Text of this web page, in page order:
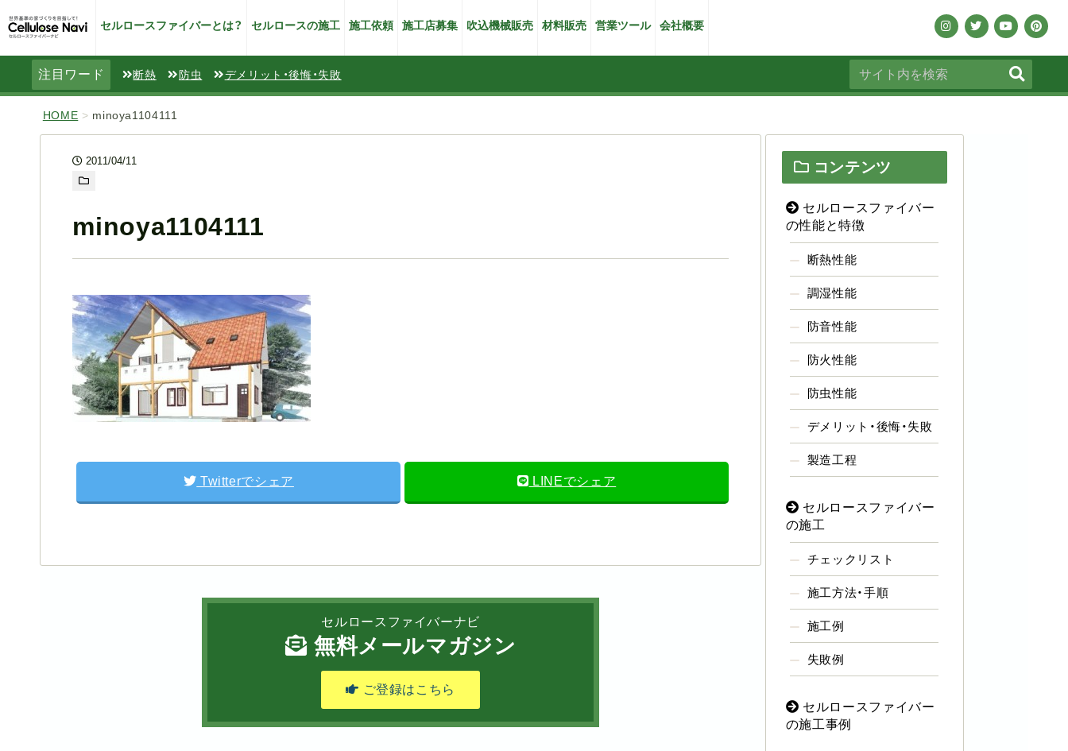
セルロースファイバーとは？ セルロースの施工 施工依頼 施工店募集 吹込機械販売 材料販売 営業ツール 会社概要
注目ワード 断熱 防虫 デメリット・後悔・失敗
HOME > minoya1104111
2011/04/11
minoya1104111
Twitterでシェア LINEでシェア
セルロースファイバーナビ
無料メールマガジン
ご登録はこちら
コンテンツ
セルロースファイバー
の性能と特徴
断熱性能
調湿性能
防音性能
防火性能
防虫性能
デメリット・後悔・失敗
製造工程
セルロースファイバー
の施工
チェックリスト
施工方法・手順
施工例
失敗例
セルロースファイバー
の施工事例